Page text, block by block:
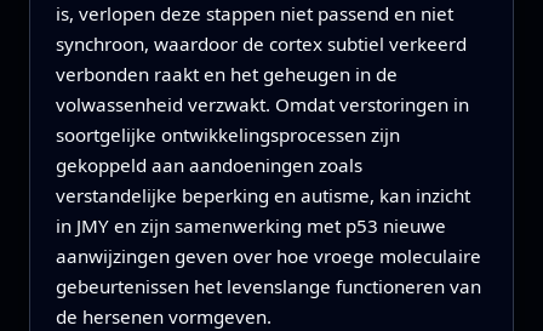
is, verlopen deze stappen niet passend en niet
synchroon, waardoor de cortex subtiel verkeerd
verbonden raakt en het geheugen in de
volwassenheid verzwakt. Omdat verstoringen in
soortgelijke ontwikkelingsprocessen zijn
gekoppeld aan aandoeningen zoals
verstandelijke beperking en autisme, kan inzicht
in JMY en zijn samenwerking met p53 nieuwe
aanwijzingen geven over hoe vroege moleculaire
gebeurtenissen het levenslange functioneren van
de hersenen vormgeven.